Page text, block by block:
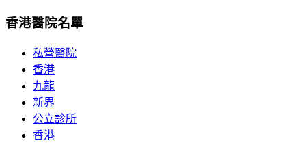
香港醫院名單
私營醫院
香港
九龍
新界
公立診所
香港